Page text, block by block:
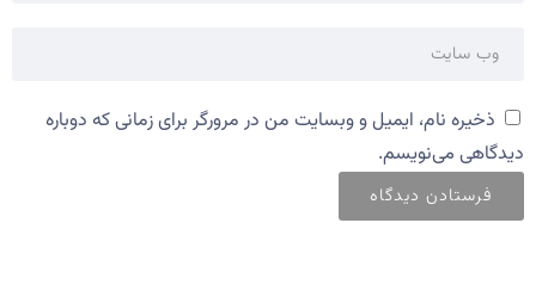
ذخیره نام، ایمیل و وبسایت من در مرورگر برای زمانی که دوباره
دیدگاهی می‌نویسم.